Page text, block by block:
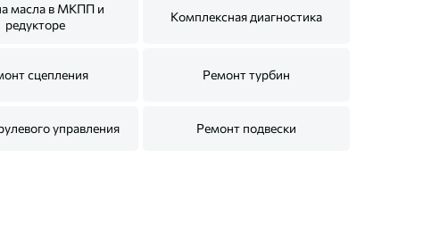
масла в МКПП и
редукторе
Комплексная диагностика
сцепления Ремонт турбин
управления Ремонт подвески